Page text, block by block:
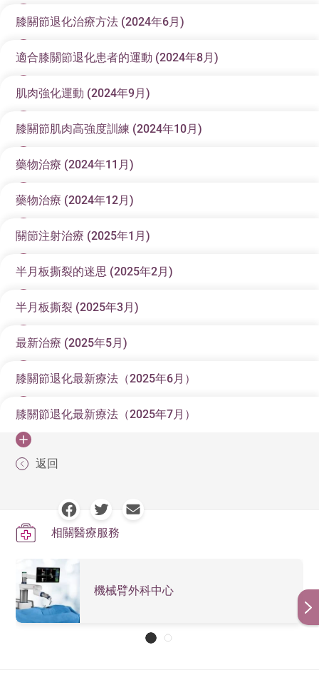
走、跑步、行山等活動，都會用到膝關節。膝關節問題
可以會對病人日常生活構成嚴重的影響。
根據中文大學2001年的調查發現，本港退化性膝關節炎
的發病率與西方國家同樣地高，而膝關節炎在婦女停經
後的發病率更迅速增長。50歲或以上的男性，其中17%
曾有持續性膝關節疼痛，7%被診斷為患上膝關節炎；至
於婦女，50歲或以上中有24%患有持續性膝關節疼痛，
13%診斷為膝關節炎。
解構膝關節
首先我們必須了解膝關節構造。膝關節主要由大腿骨、
小腿骨及髕骨(俗稱菠蘿蓋)三部分組成。膝關節外層被多
重軟組織，包括關節膜、筋腱及肌肉包圍。在大腿骨與
小腿骨的接觸面上面，各自約有2-3毫米的軟骨。同時於
軟且光滑，有吸震及穩定膝關節的作用。而這些軟骨組
織就是在關節炎之中主要出現問題的結構。
膝關節炎的種類及成因
一般來說，關節發炎的成因有很多，例如退化性關節
炎、類風濕關節炎、痛風症、後創傷性關節炎等等。其
中以退化性關節炎最常見。關於退化性關節炎的確實成
傷等因素，均會令軟骨受到不同程度的磨損。至於高危
因素方面，不同研究顯示身體過重的病人患上膝關節炎
有膝關節受傷(例如十字韌帶撕裂、半月板受傷、骨折等
等)出現膝關節炎的機會比常人大增7倍。
文章由香港港安醫院—司徒拔道骨科顧問醫生及機械臂外
退化性膝關節炎
退化性關節炎是關節疾病中最普遍的一種。幾乎任何關
體重的關節，例如膝、髖、腰脊椎、第一蹠趾(大腳趾基
底部)、第一腕掌(拇指基底部) 等，而其中又以膝關節炎
最為常見。
在患病初期，患者普遍只有其中一側(內側或外側)的關節
終關節內的軟骨可能會差不多被完全磨蝕。 從X光檢查
中可發現，正常關節的表面是平滑的，相反退化關節會
變得凹凸不平，出現骨增生，俗稱骨刺。就此，不少人
或會誤解是骨刺刺到皮肉而引起疼痛，其實不然，因關
節疼痛的主因是由於關節退化造成軟骨磨蝕所致，故即
使清除骨刺，疼痛也不會有明顯改善。
主要徵狀
病情早期，患者或會於上落樓梯或走斜坡時感到膝部疼
痛，同時關節亦會出現腫脹。在活動關節時，常可聽到
不正常的磨擦聲響。而至病情晚期，患者更會出現關節
僵硬，不得屈伸，甚至變形內翻而造成「O型腳」。關節
活動幅度減低，行樓梯、蹲下時酸軟無力。以上的徵狀
不但為患者的工作、日常生活上帶來不便，更有機會影
響其情緒。
很多人誤以為骨關節炎便是類風濕關節炎，因部分病徵
相似，例如關節都有紅腫和感到痛楚。但兩種疾病的成
例如痛風症或假性痛風，患者出現關節內尿酸或鈣結晶
沉積的情況，導致關節急性劇痛及紅腫，這些症狀亦和
退化性關節炎相近。因此若果病人出現經常關節疼痛、
紅腫，應及早求醫並找出原因，以便盡快對症下藥。
膝關節退化最新治療與發展 (3)
如何診斷？
病人關節痛的時間及誘發痛的原因，從而分析病因。例
如：如果病人患退化性關節炎，一般來說，病人在使用
關節(行路、走動、或者上落樓梯)之後疼痛會加劇，休息
一段時間之後疼痛腫脹會改善。反之，如果病人患上類
風濕關節炎，病人一般在早上起床的時候會發覺關節比
如：如果病人在進食海鮮、內臟又或者飲酒之後引發膝
關節腫痛，就需要考慮痛風症的可能性。醫生亦會根據
病人的行動能力(例如是否需要坐行拐杖或助行架) ，以
及使用止痛藥的頻密程度去斷定關節炎的嚴重情況。
問症之後，醫生會進行詳盡的身體檢查。特別留意以下
幾方面：膝關節疼痛的位置、病人行動的能力、關節變
形的情況、關節活動的範圍、下肢肌肉力量(例如四頭
肌)、是否有關節不穩定、評估關節相關韌帶的結構以及
生亦會特別檢查下肢，尤其是足部的衛生情況，例如會
檢查是否有嚴重的足部真菌感染 (俗稱香港腳)，因為如
果病人有嚴重的足部感染，就不適合進行關節置換手
術。
之後醫生會安排患者進行X光檢查。一般來說，醫生會安
排病人站立拍攝膝關節的X光。因為膝關節的病變，很多
躺平X光更加清楚。在X光之中，醫生會特別檢查患者的
膝關節有否出現間隙變窄、軟組織腫脹等情況。
文章由香港港安醫院—司徒拔道骨科顧問醫生及機械臂外
原文刊於《信報財經新聞》
膝關節退化最新治療與發展 (4)
膝頭生骨刺 ?
「退化性關節炎」 這個疾病未必每個人都聽過，不過我
骨刺」的毛病。很多病人發覺自己膝關節痛，作X光檢查
之後就確認自己的關節生骨刺引起痛，其實這是一個誤
解。
正常關節的表面是平滑的，相反退化關節會變得凹凸不
平，這些凹凸不平其實是因為骨出現了增生，而且這一
些增生即是俗稱的骨刺。骨刺的產生，是關節周邊的組
織嘗試修復退化的關節的反應，最常見於膝關節。從X光
片中可見，退化關節的骨刺往往是關節周邊一小團圓形
突起的骨組織，所以這些骨刺並非尖削如「刺」，更加
不會刺到軟組織或皮肉而引起疼痛。
病人有關節疼痛的主因是由於關節退化造成軟骨磨蝕，
以及伴隨的基底的骨質磨損、韌帶鬆弛、關節囊不穩
定、滑膜發炎與腫脹等問題所致，骨刺的出現只是退化
關節的部分病徵，本身並非元兇。故即使清除骨刺，疼
痛也不會有明顯改善，所以醫生是不會做手術去單純清
式是醫學名詞是「骨贅」，就是骨的累贅的意思。
但是膝關節作X光檢查發現骨贅也有其意義。如果病人有
膝關節炎的症狀，X光檢查出現骨贅是醫生分析關節退化
嚴重程度的其中一個指標。在病理上，骨贅會令關節囊
或韌帶受壓或拉緊，限制了關節活動的幅度，甚至導致
關節出現變形。如果病人關節退化嚴重而需要進行關節
置換手術，在手術過程中，醫生就必須將所有骨贅清
膝關節退化治療方法 (2024年6月)
原文刊於《信報財經新聞》
膝關節退化最新治療與發展 (5)
治療方法概覽
膝關節退化治療可以分為幾方面：非手術治療(包括藥物
非藥物治療
對於症狀相對輕微， X光顯示關節未達到嚴重退化，而
且未有明顯關節變形以及關節僵硬的病人。醫生一般會
先考慮非手術方案治療，非手術治療的原則及目標有以
下幾個：
減輕進一步的關節磨損
保持及改善關節活動的靈活程度
強化下肢肌肉。
根據美國骨科醫學會的臨床指引，經臨床研究證實有效
的非藥物治療方法包括體重管理及有效的物理治療及訓
體重管理
文獻證實，針對身體質量指數(BMI)高於25的患者，使用
此方法可有效紓緩痛症，甚至比藥物更加有效。因為體
重控制是其中一個可以減輕膝關節的負擔的重要因素，
是有效可以減輕進一步的關節磨損。要保持正常體重指
適合膝關節退化患者的運動 (2024年8月)
原文刊於《信報財經新聞》
膝關節退化最新治療與發展 (6)
關節退化不應做運動，會越
免運動，讓它多點休息。其實這樣做適得其反，因為膝
關節退化與腿部肌肉萎縮有著密切的關係，缺乏運動只
會令肌肉變得更弱小，可能加速關節退化。
事實上，在退化性關節炎的治療上，運動是不可或缺甚
至是最有效的方案。醫學研究證明，恆常運動可以有效
實，很多膝關節退化的病人都可以在幾乎沒有任何痛楚
的情況下踏單車、游泳和做肌肉鍛鍊。一般來說，一些
先建議的。
適合膝關節退化患者的運動
肉伸展運動，ii.肌肉強化運動及平衡鍛鍊，以及 iii.帶氧
運動。
關節及肌肉伸展運動是一些大幅度活動關節的動作，可
以幫助保持關節活動暢順，舒緩關節僵硬及疼痛。病人
可以採用不同姿勢，例如平躺，坐着或站着， 輪流盡量
肌肉強化運動 (2024年9月)
原文刊於《信報財經新聞》
膝關節退化最新治療與發展 (7)
肌肉強化運動
四頭肌。股四頭肌是人體中最大的肌肉之一， 由四個肌
肉組成，分別是：股直肌、股外側肌、股內側肌和股中
間肌，位在大腿前側，附著在骨盆的髂骨、股骨和髕骨
上。股四頭肌的功能，是透過肌肉收縮，拉動膝蓋上的
肌腱、伸展膝蓋與抬膝，維持直立的姿勢，支撐身體，
於開始患上膝關節退化的病人來說，很多時候第一個症
狀就是上落樓梯感到關節痛、酸軟及無力。其中一個重
要因素就是四頭肌的力量不足所致。所以對於膝關節退
化患者來說，股四頭肌的肌力訓練強化與保養都很重
要。事實上，即使病人進行關節置換手術後，強壯的股
對於長者或關節退化比較嚴重的病人來說，可以先進行
簡單的股四頭肌訓練。 筆者在此介紹兩種運動訓練: 第一
種:病人首先平躺，於膝部下放6至7寸高的毛巾，將膝窩
壓近床面，停10秒後放鬆，重覆大約10次之後，換邊重
複動作。 第二種 : 這項運動可以在兩個姿勢下進行: 病人
可以在平躺姿勢進行， 首先於足踝關節綁上約一至兩磅
重的沙包，然後左右腳輪流慢慢伸直，維持5至10秒後才
慢慢放鬆。隨着力量加強，之後便可以逐漸增加重量及
膝關節肌肉高強度訓練 (2024年10月)
原文刊於《信報財經新聞》
膝關節退化最新治療與發展 (8)
對於比較年輕的患者，又或者膝關節退化沒有那麼嚴重
的病人，便可以進行比較進階的高強度訓練：
靠牆蹲
坐無影櫈般向下坐，膝關節屈曲成大約90度。下蹲時腹
部核心和臀部收緊，慢慢地沿著牆面往下滑，讓大腿與
保持背部平貼在牆上，動作維持約30秒至1分鐘，這個動
作可以改善膝蓋關節穩定性，大腿位置的股四頭肌、股
二頭肌、臀部肌肉，小腿肌肉以及核心肌群，也能同時
鍛練到。
小腿提踵
為身體緩震的作用。練習者可以將身體站直雙腳平放地
面，接著將體重平均放於腳趾上，並將腳跟盡量的抬
縮，維持2-5秒，然後再慢慢放下回到初始位置。
單腳蹲
單腳蹲可以有效強化膝關節肌肉，下身肌肉的穩定性、
平衡性和協調力都會大大改善。可先由其中一邊腳開
藥物治療 (2024年11月)
原文刊於《信報財經新聞》
膝關節退化最新治療與發展 (9)
一般來說，藥物治療在治療膝關節退化有兩個主要作
用。第一就是當有急性膝關節炎發作又或者關節痛嚴重
舒緩相關發炎腫脹的不適及痛楚。
最常使用的止痛藥為撲熱息痛 [ Paracetamol ]。撲熱息
痛可說是坊間最常用的止痛藥物，可是它的止痛效果相
對來說不高。有研究（注1）比較約服食撲熱息痛及服用
楚有減少，但同樣地，服用安慰劑的群組中，亦有51.9%
人感到痛楚有減少，由此可見止痛藥的實際用途未必很
大，但現時醫生仍然會考慮用作治療，因安全性較高及
腎功能不佳）的病人不失為一個可以考慮的選擇。
非類固醇消炎藥（NSAIDs）是一類消炎止痛藥物，相撲
作為選用的藥物。但此藥有機會引致腸道出血、影響腎
功能等問題，所以在比較年長或高風險的病人未必適
用。使用時亦可以考慮合併胃藥一起使用減低相關副作
用。現時，不少醫生在也會選用新一代藥物COX-2抑制
藥物治療 (2024年12月)
原文刊於《信報財經新聞》
膝關節退化最新治療與發展 (10)
上月提到，藥物治療在治療膝關節退化有兩個主要作
用，除了在急性膝關節炎發作的時候使用止痛消炎藥去
期食用補充類藥物，期望可以減少退化的發展甚至延緩
退化。
很多市民對於坊間一些營養補充品、補骨藥或者關節藥
有很大期望，希望靠食藥就可以有效控制膝關節退化問
題，保護關節或延緩退化。可是，現時並沒有任何大型
醫學數據去顯示任何一種口服補充劑能夠有效從根本延
市場上最常見的口服補充品是葡萄糖胺及軟骨素。這兩
種藥物歷史悠久，葡萄糖已在歐洲和美國使用數十年，
十分安全，幾乎沒有副作用。一些研究顯示這兩種補充
劑有一定的抗發炎作用，可以緩解疼痛。亦有不同研究
指出，葡萄糖胺或軟骨素可以適度緩解短期和中期疼
痛，但大多數研究表明，將這兩種補充劑結合起來沒有
任何好處。此外，沒有證據表明這兩種補充品單獨或組
合使用，實際上會減緩關節炎關節的退化過程或恢復軟
關節注射治療 (2025年1月)
原文刊於《信報財經新聞》
膝關節退化最新治療與發展 (11)
除了口服補充劑以外，另一種十分受病人留意的藥物便
是各種類型的注射治療，其中最廣為人知便是透明質酸
透明質酸是一種糖胺聚醣，在人體內自然存在的物質。
它的分佈廣泛，特別是以高濃度模式混和在關節滑膜
液。它也存在於皮膚、神經和各種結締組織。在人體膝
關節中，透明質酸是關節滑膜液的主要成分，可以鎖住
是關節軟骨的重要組成部分，方便軟骨留住水份，來產
生其抗壓縮的特性。
在關節退化過程中，關節內的滑膜液會出現流失或者退
化的情況，往關節腔內注射透明質酸，可以產生潤滑關
節的作用，同時或能刺激軟骨細胞，使其能分泌新的物
質來填補已磨蝕的軟骨物質。現時市面有超過10種關節
液補充劑， 注射劑量及次數亦有所不同，由一次注射到
半月板撕裂的迷思 (2025年2月)
原文刊於《信報財經新聞》
膝關節退化最新治療（十二）
「醫生，我膝頭痛極都唔好，會唔會係傷咗半月板？」
半月板這個名詞，我們經常聽到。很多病人一聽到有膝
者撕裂？此外，我們經常聽到一些中年或年長人士，因
膝關節疼痛去求醫，之後進行了不少檢查，例如磁力共
振檢查，顯示有半月板撕裂。患者便認為自己的問題是
是手術效果則未如人意，究竟為何如此呢？
首先，先了解一下半月板結構和功用。半月板形狀如其
板，分別位於關節內側與外側，名為內側半月板和外側
半月板。半月板是關節中不可或缺組織，能幫助膝關節
平均分布膝蓋所受的壓力負荷，同時亦可吸收震盪，有
緩衝作用。簡單來說，半月板是膝關節的避震系統。
半月板撕裂 (2025年3月)
原文刊於《信報財經新聞》
膝關節退化最新治療（十三）
半月板撕裂分為兩種：第一種是創傷性撕裂，大部分均
為年輕患者因高能量創傷，如運動創傷引起。然而，大
部分來求診病人都不是這種情況，而是屬於另一種半月
板撕裂 — 退化性撕裂。
59歲。年青時沒有定期運動習慣，但在近年開始跑步遠
足或去旅行。她發覺近半年上落樓梯時感到膝關節痛
楚，偶然會有一些膝關節「卡住」感覺，卻無需食用止
痛藥。她到診所安排了磁力共振檢查，報告顯示半月板
撕裂。之後做了膝關節鏡及半月板手術，可是術後痛楚
沒有太大改善。陳女士認為自己的膝關節問題全因行得
多，「傷咗半月板」引起。所以不明白為什麼手術後並
最新治療 (2025年5月)
原文刊於《信報財經新聞》
膝關節退化最新治療（十四）
陳女士（化名）因為膝關節痛，檢查後發現半月板撕
裂，雖然進行了微創膝關節鏡半月板手術，但疼痛沒明
正因如此，對於退化性半月板撕裂患者的處理方案，骨
科醫生之間一直有不同意見。
根據現時的醫學主流意見及國際共識，一般都會主張不
進行微創手術，除了特殊情況如「鎖膝」：這情況出現
在半月板撕裂嚴重的患者，部分半月板移位引起機械性
阻塞，使關節活動不便，病人會覺得關節突然鎖在一個
膝關節退化最新療法（2025年6月）
原文刊於《信報財經新聞》
膝關節退化最新療法（十五）
近年來，很多病人對注射治療醫治問題有興趣，除了傳
近年醫學界引入高濃度血小板（PRP）治療不同的關節
及軟組織問題，而PRP療法對於退化性關節炎的作用就
PRP的概念是從病人身上提取血液，之後利用離心機分
離、分開血液各種成份，之後經過濃縮加工，抽取集中
血小板的部分血漿。這些血漿含有不同種類的因子（例
如生長因子、抗炎因子等等），有助對各種細胞組織進
膝關節退化最新療法（2025年7月）
近年醫學界對於PRP（高濃度血小板）應用在關節退
化，尤其是膝關節退化的治療，有不少新的研究和發
展。而其中一種筆者較為有興趣的，是一種名為體血蛋
白溶液（Autologous Protein Solution, APS）的關節注射
療法。APS可以說是屬於PRP的其中一種，但和傳統PRP
亦有所不同。
正如上一篇文章所說，傳統PRP治療可以針對不同病
返回
相關醫療服務
機械臂外科中心